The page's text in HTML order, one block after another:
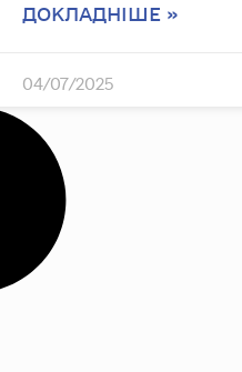
ДОКЛАДНІШЕ »
04/07/2025